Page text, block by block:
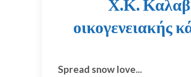
Χ.Κ.
οικογενειακής
Spread snow love...